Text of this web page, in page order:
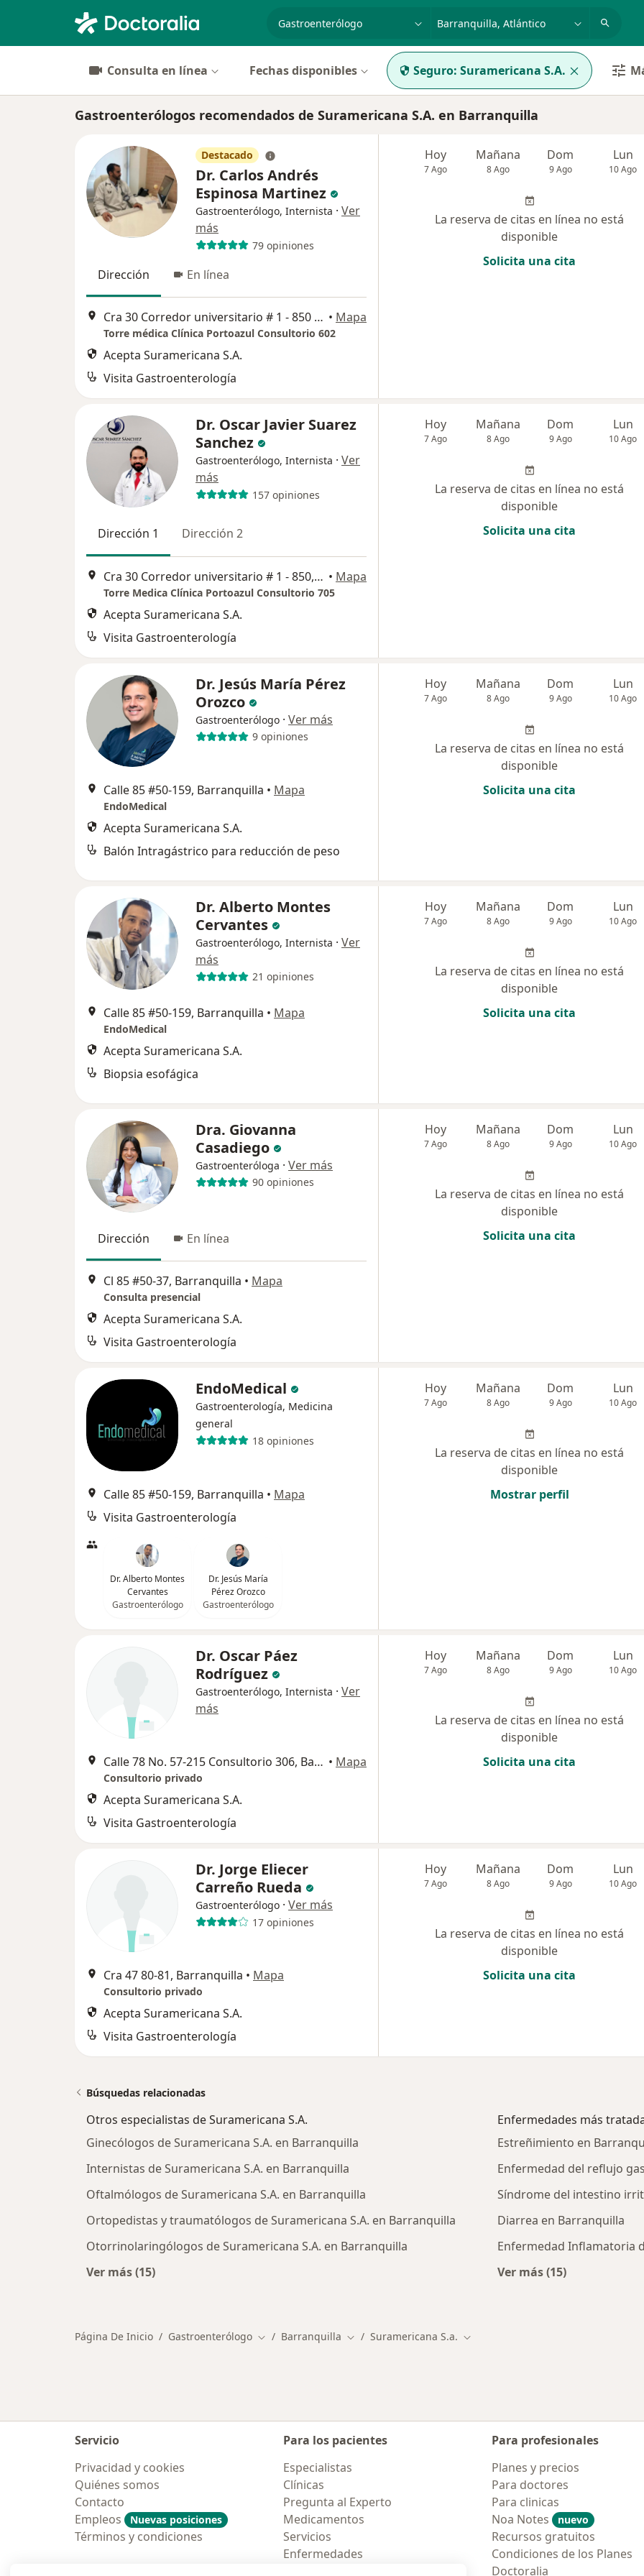
especialidad, enfermedad o nombre
Consulta en línea Fechas disponibles Seguro: Suramericana S.A.
Gastroenterólogos recomendados de Suramericana S.A. en Barranquilla
Destacado
Dr. Carlos Andrés
Espinosa Martinez
Gastroenterólogo, Internista · Ver
más
79 opiniones
Dirección En línea
Cra 30 Corredor universitario # 1 - 850 Consultorio 602, Barranquilla • Mapa
Torre médica Clínica Portoazul Consultorio 602
Acepta Suramericana S.A.
Visita Gastroenterología
Hoy
7 Ago
Mañana
8 Ago
Dom
9 Ago
Lun
10 Ago
La reserva de citas en línea no está
disponible
Solicita una cita
Dr. Oscar Javier Suarez
Sanchez
Gastroenterólogo, Internista · Ver
más
157 opiniones
Dirección 1 Dirección 2
Cra 30 Corredor universitario # 1 - 850, Barranquilla • Mapa
Torre Medica Clínica Portoazul Consultorio 705
Acepta Suramericana S.A.
Visita Gastroenterología
Hoy
7 Ago
Mañana
8 Ago
Dom
9 Ago
Lun
10 Ago
La reserva de citas en línea no está
disponible
Solicita una cita
Dr. Jesús María Pérez
Orozco
Gastroenterólogo · Ver más
9 opiniones
Calle 85 #50-159, Barranquilla • Mapa
EndoMedical
Acepta Suramericana S.A.
Balón Intragástrico para reducción de peso
Hoy
7 Ago
Mañana
8 Ago
Dom
9 Ago
Lun
10 Ago
La reserva de citas en línea no está
disponible
Solicita una cita
Dr. Alberto Montes
Cervantes
Gastroenterólogo, Internista · Ver
más
21 opiniones
Calle 85 #50-159, Barranquilla • Mapa
EndoMedical
Acepta Suramericana S.A.
Biopsia esofágica
Hoy
7 Ago
Mañana
8 Ago
Dom
9 Ago
Lun
10 Ago
La reserva de citas en línea no está
disponible
Solicita una cita
Dra. Giovanna
Casadiego
Gastroenteróloga · Ver más
90 opiniones
Dirección En línea
Cl 85 #50-37, Barranquilla • Mapa
Consulta presencial
Acepta Suramericana S.A.
Visita Gastroenterología
Hoy
7 Ago
Mañana
8 Ago
Dom
9 Ago
Lun
10 Ago
La reserva de citas en línea no está
disponible
Solicita una cita
EndoMedical
Gastroenterología, Medicina
general
18 opiniones
Calle 85 #50-159, Barranquilla • Mapa
Visita Gastroenterología
Dr. Alberto Montes
Cervantes
Gastroenterólogo
Dr. Jesús María
Pérez Orozco
Gastroenterólogo
Hoy
7 Ago
Mañana
8 Ago
Dom
9 Ago
Lun
10 Ago
La reserva de citas en línea no está
disponible
Mostrar perfil
Dr. Oscar Páez
Rodríguez
Gastroenterólogo, Internista · Ver
más
Calle 78 No. 57-215 Consultorio 306, Barranquilla • Mapa
Consultorio privado
Acepta Suramericana S.A.
Visita Gastroenterología
Hoy
7 Ago
Mañana
8 Ago
Dom
9 Ago
Lun
10 Ago
La reserva de citas en línea no está
disponible
Solicita una cita
Dr. Jorge Eliecer
Carreño Rueda
Gastroenterólogo · Ver más
17 opiniones
Cra 47 80-81, Barranquilla • Mapa
Consultorio privado
Acepta Suramericana S.A.
Visita Gastroenterología
Hoy
7 Ago
Mañana
8 Ago
Dom
9 Ago
Lun
10 Ago
La reserva de citas en línea no está
disponible
Solicita una cita
Búsquedas relacionadas
Otros especialistas de Suramericana S.A.
Ginecólogos de Suramericana S.A. en Barranquilla
Internistas de Suramericana S.A. en Barranquilla
Oftalmólogos de Suramericana S.A. en Barranquilla
Ortopedistas y traumatólogos de Suramericana S.A. en Barranquilla
Otorrinolaringólogos de Suramericana S.A. en Barranquilla
Ver más (15)
Enfermedades más
Estreñimiento en
Enfermedad del reflujo
Síndrome del intestino
Diarrea en Barranquilla
Enfermedad Inflamatoria
Ver más (15)
Página De Inicio Gastroenterólogo Cambiar de ciudad
Barranquilla Cambiar de ciudad
Suramericana S.a. Cambiar de ciudad
Servicio
Privacidad y cookies
Quiénes somos
Contacto
Empleos
Nuevas posiciones
Términos y condiciones
Para los pacientes
Especialistas
Clínicas
Pregunta al Experto
Medicamentos
Servicios
Enfermedades
Para profesionales
Planes y precios
Para doctores
Para clinicas
Noa Notes
nuevo
Recursos gratuitos
Condiciones de los Planes
Doctoralia